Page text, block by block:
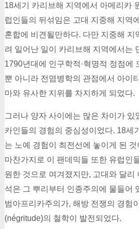
18세기 카리브해 지역에서 아메리카
럽인들의 뒤섞임은 고대 지중해 지역
혼합에 비견될만하다. 다만 지중해 지
려 일어난 일이 카리브해 지역에서는
1790년대에 인구학적·혁명적 정점에
뿐 아니라 전염병학의 관점에서 아이
마와 유사한 지위를 차지하게 되었다.
그러나 양자 사이에는 많은 차이가 있
카인들의 경험의 중심성이었다. 18세
는 노예 경험이 최전선에 놓이게 된
마찬가지로 이 팬데믹들 또한 유럽인
원한 것으로 여겨졌지만, 고대와 달리
석은 그 뿌리부터 인종주의에 물들어
범아프리카주의가, 해방 전쟁의 경험
(négritude)의 철학이 발전되었다.